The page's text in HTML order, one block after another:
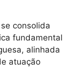
consolida
fundamental
alinhada
atuação